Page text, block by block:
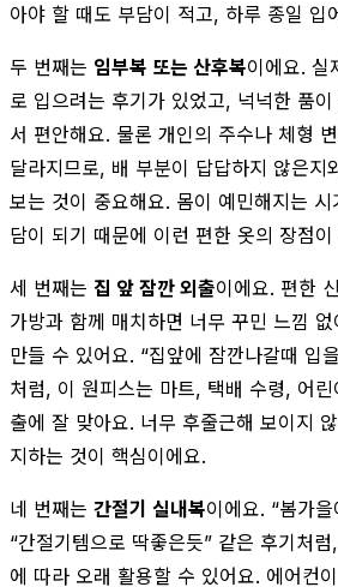
아야 할 때도 부담이 적고, 하루 종일 입
두 번째는 임부복 또는 산후복이에요. 실
로 입으려는 후기가 있었고, 넉넉한 품
서 편안해요. 물론 개인의 주수나 체형
달라지므로, 배 부분이 답답하지 않은지
보는 것이 중요해요. 몸이 예민해지는
담이 되기 때문에 이런 편한 옷의 장점
세 번째는 집 앞 잠깐 외출이에요. 편한
가방과 함께 매치하면 너무 꾸민 느낌
만들 수 있어요. “집앞에 잠깐나갈때 입
처럼, 이 원피스는 마트, 택배 수령, 어
출에 잘 맞아요. 너무 후줄근해 보이지
지하는 것이 핵심이에요.
네 번째는 간절기 실내복이에요. “봄가
“간절기템으로 딱좋은듯” 같은 후기처
에 따라 오래 활용할 수 있어요. 에어컨